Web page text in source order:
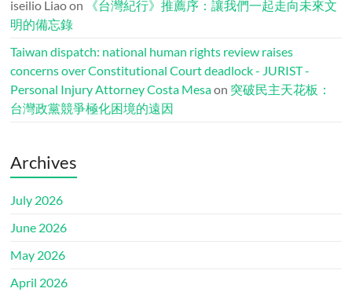
iseilio Liaoon
《台灣紀行》推薦序：讓我們一起走向未來文
明的備忘錄
Taiwan dispatch: national human rights review raises
concerns over Constitutional Court deadlock - JURIST -
Personal Injury Attorney Costa Mesaon 突破民主天花板：
台灣政黨競爭極化困境的遠因
Archives
July 2026
June 2026
May 2026
April 2026